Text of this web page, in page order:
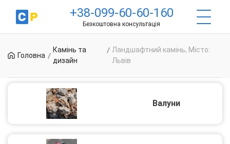
+38-099-60-60-160
Безкоштовна консультація
Головна
Камінь та
дизайн
Ландшафтний камінь, Місто:
Львів
Валуни